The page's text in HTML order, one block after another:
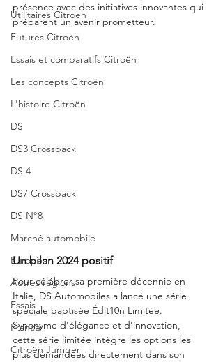
Utilitaires Citroën
Futures Citroën
Essais et comparatifs Citroën
Les concepts Citroën
L'histoire Citroën
DS
DS3 Crossback
DS 4
DS7 Crossback
DS N°8
Marché automobile
Europe
Autres régions
Essais
France
Citroën Jumper
présence avec des initiatives innovantes qui
préparent un avenir prometteur.
Un bilan 2024 positif
Pour célébrer sa première décennie en
Italie, DS Automobiles a lancé une série
spéciale baptisée Édit10n Limitée.
Synonyme d'élégance et d'innovation,
cette série limitée intègre les options les
plus demandées directement dans son